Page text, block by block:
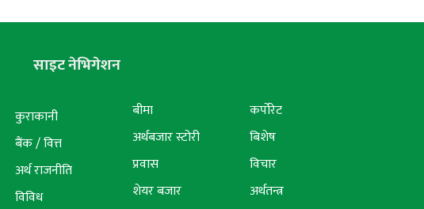
साइट नेभिगेशन
कुराकानी
बैंक / वित्त
अर्थ राजनीति
विविध
बीमा
अर्थबजार स्टोरी
प्रवास
शेयर बजार
कर्पोरेट
बिशेष
विचार
अर्थतन्त्र